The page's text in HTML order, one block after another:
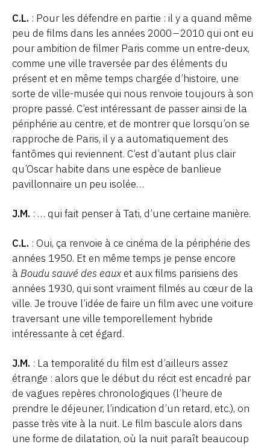
C.L. : Pour les défendre en partie : il y a quand même
peu de films dans les années 2000 – 2010 qui ont eu
pour ambition de filmer Paris comme un entre-deux,
comme une ville traversée par des éléments du
présent et en même temps chargée d’histoire, une
sorte de ville-musée qui nous renvoie toujours à son
propre passé. C’est intéressant de passer ainsi de la
périphérie au centre, et de montrer que lorsqu’on se
rapproche de Paris, il y a automatiquement des
fantômes qui reviennent. C’est d’autant plus clair
qu’Oscar habite dans une espèce de banlieue
pavillonnaire un peu isolée…
J.M. : … qui fait penser à Tati, d’une certaine manière.
C.L. : Oui, ça renvoie à ce cinéma de la périphérie des
années 1950. Et en même temps je pense encore
à Boudu sauvé des eauxet aux films parisiens des
années 1930, qui sont vraiment filmés au cœur de la
ville. Je trouve l’idée de faire un film avec une voiture
traversant une ville temporellement hybride
intéressante à cet égard.
J.M. : La temporalité du film est d’ailleurs assez
étrange : alors que le début du récit est encadré par
de vagues repères chronologiques (l’heure de
prendre le déjeuner, l’indication d’un retard, etc.), on
passe très vite à la nuit. Le film bascule alors dans
une forme de dilatation, où la nuit paraît beaucoup